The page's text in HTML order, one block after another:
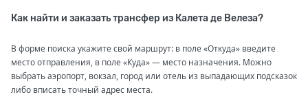
Как найти и заказать трансфер из Калета де Велеза?
В форме поиска укажите свой маршрут: в поле «Откуда» введите
место отправления, в поле «Куда» — место назначения. Можно
выбрать аэропорт, вокзал, город или отель из выпадающих подсказок
либо вписать точный адрес места.